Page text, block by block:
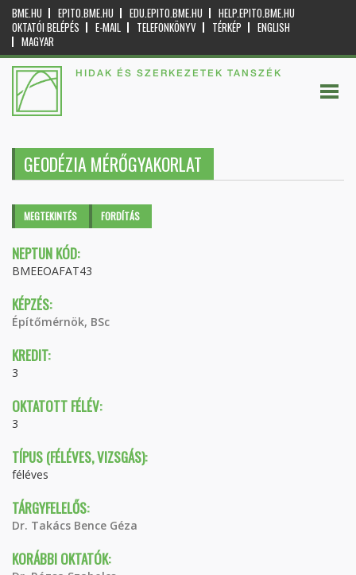
BME.HU EPITO.BME.HU EDU.EPITO.BME.HU
HELP.EPITO.BME.HU
OKTATÓI BELÉPÉS
E-MAIL TELEFONKÖNYV TÉRKÉP
ENGLISH
MAGYAR
HIDAK ÉS SZERKEZETEK TANSZÉK
GEODÉZIA MÉRŐGYAKORLAT
Elsődleges fülek
MEGTEKINTÉS (AKTÍVFORDÍTÁS
NEPTUN KÓD:
BMEEOAFAT43
KÉPZÉS:
Építőmérnök, BSc
KREDIT:
3
OKTATOTT FÉLÉV:
3
TÍPUS (FÉLÉVES, VIZSGÁS):
féléves
TÁRGYFELELŐS:
Dr. Takács Bence Géza
KORÁBBI OKTATÓK: